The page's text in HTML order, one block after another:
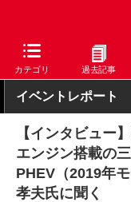
カテゴリ 過去記事
Car Watch イベント
イベントレポート
【インタビュー
エンジン搭載の
PHEV（2019年
孝夫氏に聞く